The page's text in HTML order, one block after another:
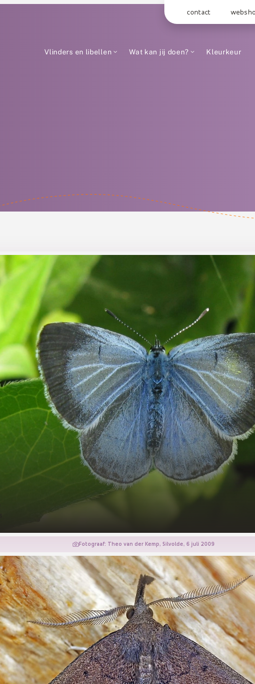
contact
Vlinders en libellen Wat kan jij doen? Kleurkeur
Fotograaf: Theo van der Kemp, Silvolde, 6 juli 2009